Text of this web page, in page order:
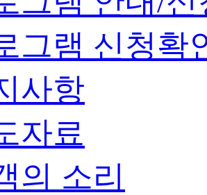
그램 신청확
사항
자료
의 소리